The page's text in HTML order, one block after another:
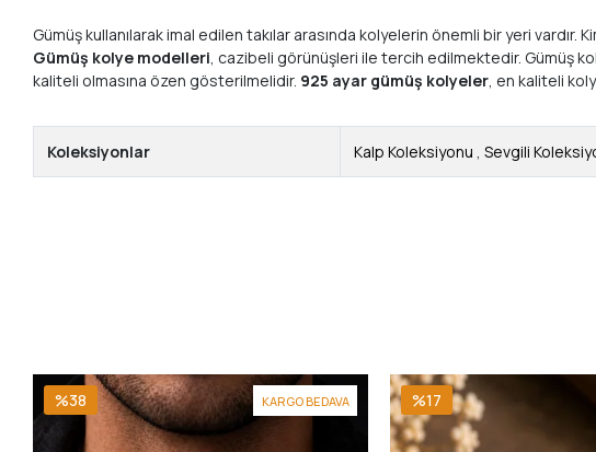
Gümüş kullanılarak imal edilen takılar arasında kolyelerin önemli bir yeri
Gümüş kolye modelleri, cazibeli görünüşleri ile tercih edilmektedir. Gümüş
kaliteli olmasına özen gösterilmelidir. 925 ayar gümüş kolyeler, en kaliteli
Koleksiyonlar Kalp Koleksiyonu ,Sevgili
KARGO BEDAVA
%38 %17